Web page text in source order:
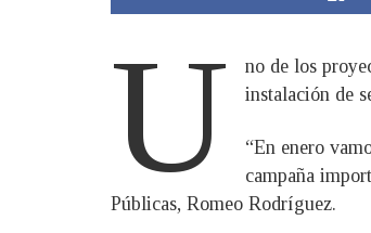
U
no de los
instalación de
“En enero
campaña
Públicas, Romeo Rodríguez.